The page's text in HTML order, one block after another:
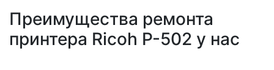
Преимущества ремонта
принтера Ricoh P-502 у нас